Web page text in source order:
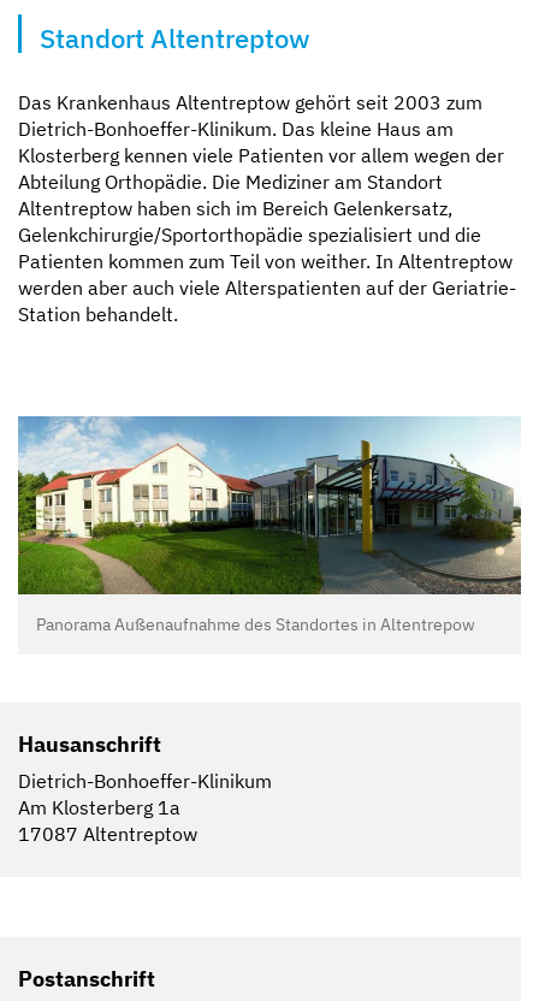
Kompetent und zugewandt
Mit besten Aussichten
Sicher und geborgen
Erzähl sie uns auf
Standort Altentreptow
Das Krankenhaus Altentreptow gehört seit 2003 zum
Dietrich-Bonhoeffer-Klinikum. Das kleine Haus am
Klosterberg kennen viele Patienten vor allem wegen der
Abteilung Orthopädie. Die Mediziner am Standort
Altentreptow haben sich im Bereich Gelenkersatz,
Gelenkchirurgie/Sportorthopädie spezialisiert und die
Patienten kommen zum Teil von weither. In Altentreptow
werden aber auch viele Alterspatienten auf der Geriatrie-
Station behandelt.
Panorama Außenaufnahme des Standortes in Altentrepow
Hausanschrift
Dietrich-Bonhoeffer-Klinikum
Am Klosterberg 1a
17087 Altentreptow
Postanschrift